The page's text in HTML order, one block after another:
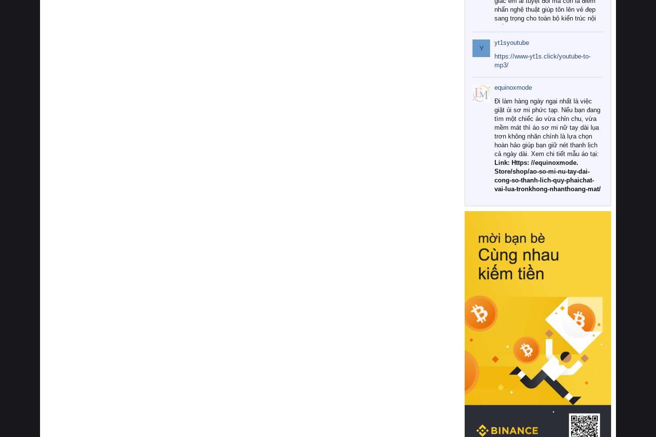
nhấn nghệ thuật giúp tôn lên vẻ đẹp
sang trọng cho toàn bộ kiến trúc nội
Tuy nhiên, giữa thị trường đa dạng
với vô vàn thương hiệu và mẫu mã
như hiện nay, làm thế nào để chọn
được những bộ chăn ga gối đệm cao
cấp thực sự chất lượng, phù hợp với
khí hậu và nhu cầu sử dụng của gia
đình? Hãy cùng chúng tôi đi tìm lời
giải đáp chi tiết qua bài viết dưới đây.
1. Tại sao các gia đình hiện đại lại ưa
chuộng chăn ga gối đệm cao cấp?
Khác với các dòng sản phẩm thông
thường, những bộ chăn ga gối đệm
cao cấp trải qua quy trình sản xuất
nghiêm ngặt từ khâu chọn lọc nguyên
liệu tự nhiên đến công nghệ dệt
nhuộm hiện đại không chứa hóa chất
này, bạn sẽ cảm nhận rõ rệt sự khác
hồi chuẩn xác của phần đệm nâng đỡ
cột sống.
Bên cạnh đó, việc lựa chọn các dòng
sản phẩm đạt chuẩn chất lượng quốc
tế còn giúp ngăn ngừa tình trạng kích
khuẩn và nấm mốc trong điều kiện
thời tiết nóng ẩm. Bạn có thể tìm hiểu
thêm các nghiên cứu khoa học về tác
động của giấc ngủ và môi trường
phòng ngủ đối với sức khỏe con
người tại Sleep Foundation (External
Link) để có cái nhìn toàn diện hơn.
2. Các tiêu chí vàng khi lựa chọn
chăn ga gối đệm cao cấp cho phòng
ngủ
Để sở hữu một bộ chăn ga gối đệm
cao cấp hoàn hảo cả về thẩm mỹ lẫn
công năng, người tiêu dùng cần cân
nhắc kỹ lưỡng các tiêu chí quan trọng
Y
yt1syoutube
https://www-yt1s.click/youtube-to-
mp3/
equinoxmode
Đi làm hàng ngày ngại nhất là việc
giặt ủi sơ mi phức tạp. Nếu bạn đang
tìm một chiếc áo vừa chỉn chu, vừa
mềm mát thì áo sơ mi nữ tay dài lụa
trơn không nhăn chính là lựa chọn
hoàn hảo giúp bạn giữ nét thanh lịch
cả ngày dài. Xem chi tiết mẫu áo tại:
Link: Https: //equinoxmode.
Store/shop/ao-so-mi-nu-tay-dai-
cong-so-thanh-lich-quy-phaichat-
vai-lua-tronkhong-nhanthoang-mat/